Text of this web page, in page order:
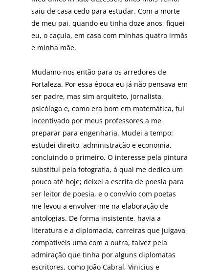
saiu de casa cedo para estudar. Com a morte
de meu pai, quando eu tinha doze anos, fiquei
eu, o caçula, em casa com minhas quatro irmãs
e minha mãe.
Mudamo-nos então para os arredores de
Fortaleza. Por essa época eu já não pensava em
ser padre, mas sim arquiteto, jornalista,
psicólogo e, como era bom em matemática, fui
incentivado por meus professores a me
preparar para engenharia. Mudei a tempo:
estudei direito, administração e economia,
concluindo o primeiro. O interesse pela pintura
substituí pela fotografia, à qual me dedico um
pouco até hoje; deixei a escrita de poesia para
ser leitor de poesia, e o convívio com poetas
me levou a envolver-me na elaboração de
antologias. De forma insistente, havia a
literatura e a diplomacia, carreiras que julgava
compatíveis uma com a outra, talvez pela
admiração que tinha por alguns diplomatas
escritores, como João Cabral, Vinicius e